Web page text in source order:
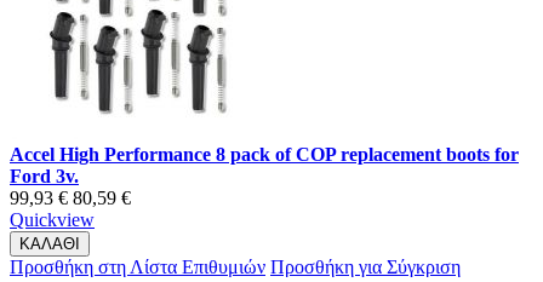
Accel High Performance 8 pack of COP replacement boots for
Ford 3v.
99,93 € 80,59 €
Quickview
ΚΑΛΑΘΙ
Προσθήκη στη Λίστα Επιθυμιών Προσθήκη για Σύγκριση